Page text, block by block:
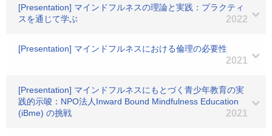
[Presentation] マインドフルネスの理論と実践：プラクティ
スを通じて学ぶ
2022
[Presentation] マインドフルネスにおける倫理の必要性
2021
[Presentation] マインドフルネスにもとづく青少年教育の実
践的示唆：NPO法人Inward Bound Mindfulness Education
(iBme) の挑戦
2021